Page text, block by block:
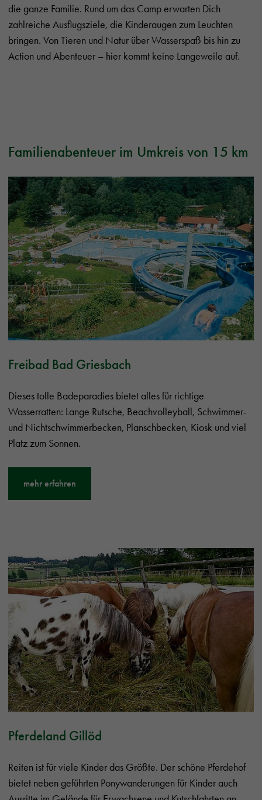
die ganze Familie. Rund um das Camp erwarten Dich
zahlreiche Ausflugsziele, die Kinderaugen zum Leuchten
bringen. Von Tieren und Natur über Wasserspaß bis hin zu
Action und Abenteuer – hier kommt keine Langeweile auf.
Familienabenteuer im Umkreis von 15 km
Freibad Bad Griesbach
Dieses tolle Badeparadies bietet alles für richtige
Wasserratten: Lange Rutsche, Beachvolleyball, Schwimmer-
und Nichtschwimmerbecken, Planschbecken, Kiosk und viel
Platz zum Sonnen.
mehr erfahren
Pferdeland Gillöd
Reiten ist für viele Kinder das Größte. Der schöne Pferdehof
bietet neben geführten Ponywanderungen für Kinder auch